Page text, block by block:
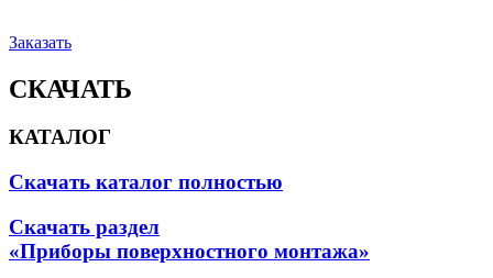
Заказать
СКАЧАТЬ
КАТАЛОГ
Скачать каталог полностью
Скачать раздел
«Приборы поверхностного монтажа»